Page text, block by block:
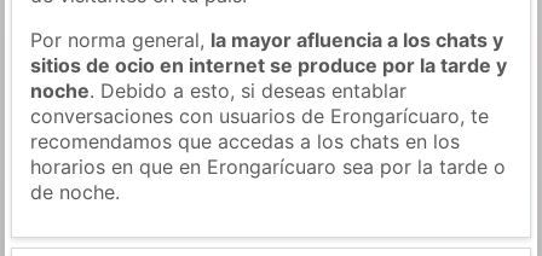
Por norma general, la mayor afluencia a los chats y
sitios de ocio en internet se produce por la tarde y
noche. Debido a esto, si deseas entablar
conversaciones con usuarios de Erongarícuaro, te
recomendamos que accedas a los chats en los
horarios en que en Erongarícuaro sea por la tarde o
de noche.